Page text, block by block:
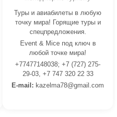
Туры и авиабилеты в любую
точку мира! Горящие туры и
спецпредложения.
Event & Mice под ключ в
любой точке мира!
+77477148038; +7 (727) 275-
29-03, +7 747 320 22 33
E-mail: kazelma78@gmail.com